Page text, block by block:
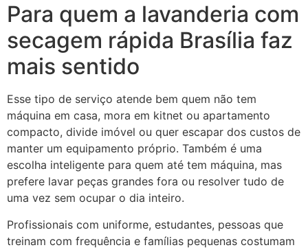
Para quem a lavanderia com
secagem rápida Brasília faz
mais sentido
Esse tipo de serviço atende bem quem não tem
máquina em casa, mora em kitnet ou apartamento
compacto, divide imóvel ou quer escapar dos custos de
manter um equipamento próprio. Também é uma
escolha inteligente para quem até tem máquina, mas
prefere lavar peças grandes fora ou resolver tudo de
uma vez sem ocupar o dia inteiro.
Profissionais com uniforme, estudantes, pessoas que
treinam com frequência e famílias pequenas costumam